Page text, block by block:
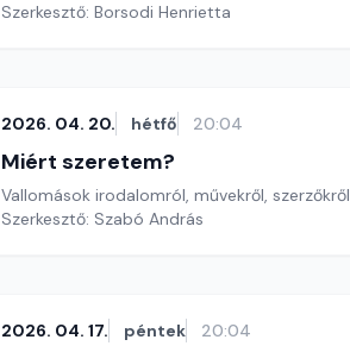
Szerkesztő: Borsodi Henrietta
2026. 04. 20. hétfő 20:04
Miért szeretem?
Vallomások irodalomról, művekről, szerzőkről
Szerkesztő: Szabó András
2026. 04. 17. péntek 20:04